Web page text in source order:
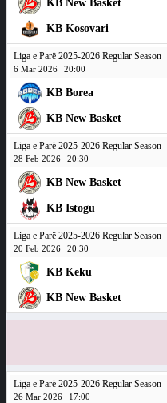
KB New Basket
KB Kosovari
Liga e Parë 2025-2026 Regular Season
6 Mar 2026 20:00
KB Borea
KB New Basket
Liga e Parë 2025-2026 Regular Season
28 Feb 2026 20:30
KB New Basket
KB Istogu
Liga e Parë 2025-2026 Regular Season
20 Feb 2026 20:30
KB Keku
KB New Basket
Liga e Parë 2025-2026 Regular Season
26 Mar 2026 17:00